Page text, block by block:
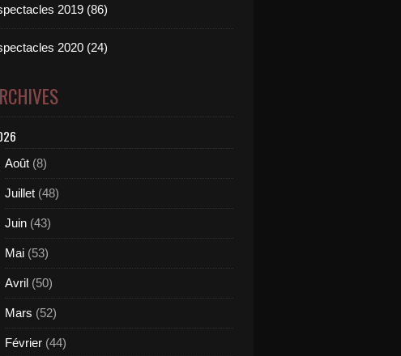
2019 (86)
2020 (24)
Août (8)
Juillet (48)
Juin (43)
Mai (53)
Avril (50)
Mars (52)
Février (44)